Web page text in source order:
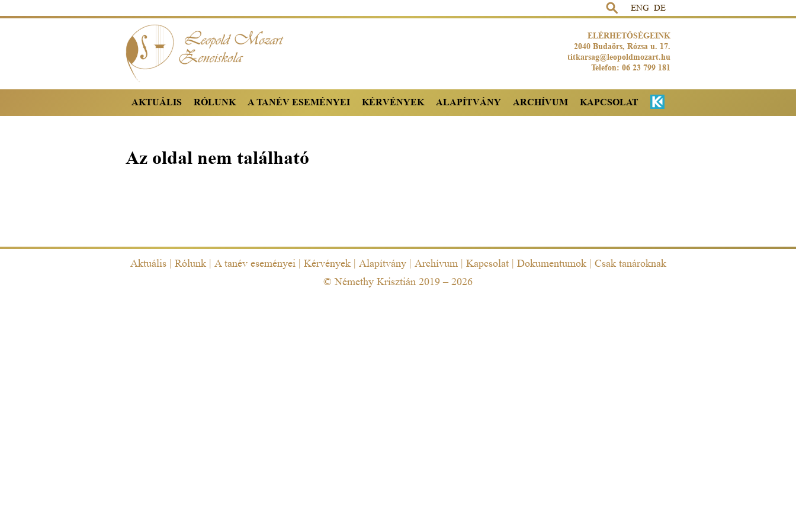
ENG DE
ELÉRHETŐSÉGEINK
2040 Budaörs, Rózsa u. 17.
titkarsag@leopoldmozart.hu
Telefon: 06 23 799 181
AKTUÁLIS RÓLUNK A TANÉV ESEMÉNYEI KÉRVÉNYEK ALAPÍTVÁNY ARCHÍVUM KAPCSOLAT
Az oldal nem található
Aktuális| Rólunk| A tanév eseményei| Kérvények| Alapítvány| Archívum| Kapcsolat| Dokumentumok| Csak tanároknak
© Némethy Krisztián 2019 – 2026